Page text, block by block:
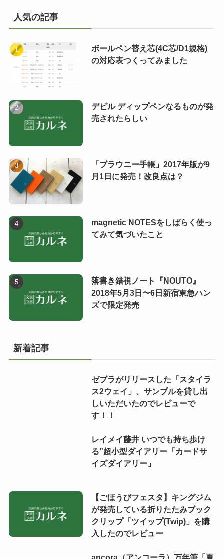
人気の記事
ボールペン替え芯(4C芯/D1規格)
の対応表つくってみました
デビル ディップペンなるものが発
売されたらしい
「ブラウニー手帳」2017年版が9
月1日に発売！改良点は？
magnetic NOTESをしばらく使っ
てみて気づいたこと
落書き錯視ノート『NOUTO』
2018年5月3日〜6日新宿東急ハン
ズで限定発売
新着記事
ゼブラがリリースした「スタイラ
ス2ウェイ」、サンプルを貸し出
しいただいたのでレビューで
す！！
レイメイ藤井 いつでも持ち歩け
る”超小型ダイアリー「カードサ
イズダイアリー」
【ごほうびフェスタ】キングジム
が発売している折りたたみブック
クリップ「ツイップ(Twip)」を購
入したのでレビュー